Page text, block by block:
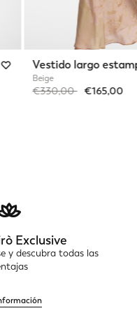
Vestido largo
Beige
Price reduced from
€330,00to€165,00
Exclusive
y descubra todas las